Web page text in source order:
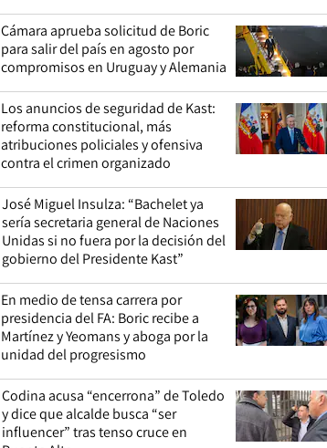
Cámara aprueba solicitud de Boric
para salir del país en agosto por
compromisos en Uruguay y Alemania
Los anuncios de seguridad de Kast:
reforma constitucional, más
atribuciones policiales y ofensiva
contra el crimen organizado
José Miguel Insulza: “Bachelet ya
sería secretaria general de Naciones
Unidas si no fuera por la decisión del
gobierno del Presidente Kast”
En medio de tensa carrera por
presidencia del FA: Boric recibe a
Martínez y Yeomans y aboga por la
unidad del progresismo
Codina acusa “encerrona” de Toledo
y dice que alcalde busca “ser
influencer” tras tenso cruce en